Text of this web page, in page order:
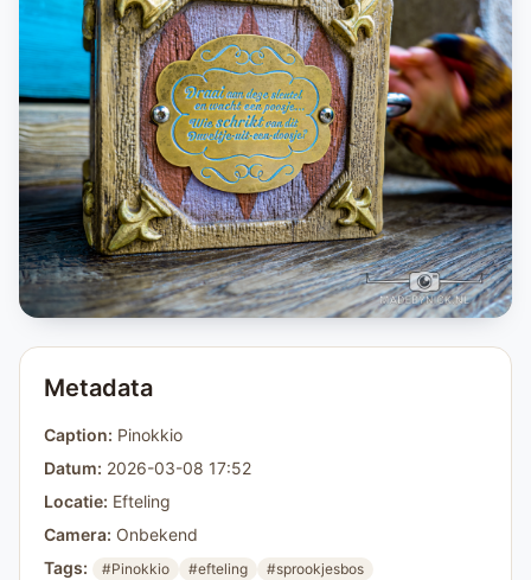
Metadata
Caption: Pinokkio
Datum: 2026-03-08 17:52
Locatie: Efteling
Camera: Onbekend
Tags:
#Pinokkio #efteling #sprookjesbos